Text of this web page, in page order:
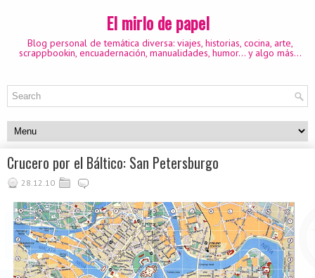
El mirlo de papel
Blog personal de temática diversa: viajes, historias, cocina, arte,
scrappbookin, encuadernación, manualidades, humor... y algo más...
Crucero por el Báltico: San Petersburgo
28.12.10